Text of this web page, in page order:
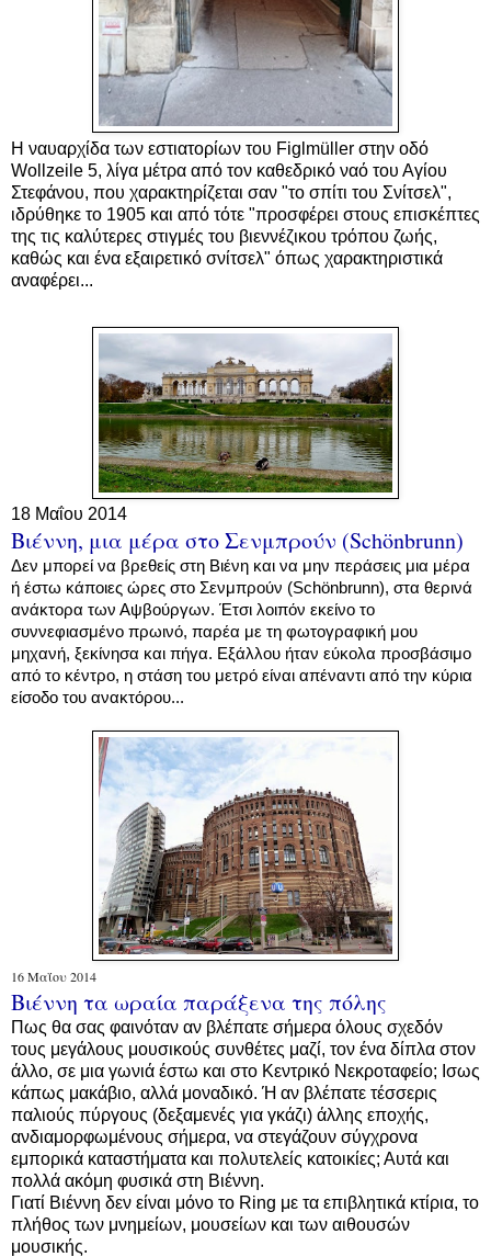
Η ναυαρχίδα των εστιατορίων του Figlmüller στην οδό
Wollzeile 5, λίγα μέτρα από τον καθεδρικό ναό του Αγίου
Στεφάνου, που χαρακτηρίζεται σαν "το σπίτι του Σνίτσελ",
ιδρύθηκε το 1905 και από τότε "προσφέρει στους επισκέπτες
της τις καλύτερες στιγμές του βιεννέζικου τρόπου ζωής,
καθώς και ένα εξαιρετικό σνίτσελ" όπως χαρακτηριστικά
αναφέρει...
18 Μαΐου 2014
Βιέννη, μια μέρα στο Σενμπρούν (Schönbrunn)
Δεν μπορεί να βρεθείς στη Βιένη και να μην περάσεις μια μέρα
ή έστω κάποιες ώρες στο Σενμπρούν (Schönbrunn), στα θερινά
ανάκτορα των Αψβούργων. Έτσι λοιπόν εκείνο το
συννεφιασμένο πρωινό, παρέα με τη φωτογραφική μου
μηχανή, ξεκίνησα και πήγα. Εξάλλου ήταν εύκολα προσβάσιμο
από το κέντρο, η στάση του μετρό είναι απέναντι από την κύρια
είσοδο του ανακτόρου...
16 Μαΐου 2014
Βιέννη τα ωραία παράξενα της πόλης
Πως θα σας φαινόταν αν βλέπατε σήμερα όλους σχεδόν
τους μεγάλους μουσικούς συνθέτες μαζί, τον ένα δίπλα στον
άλλο, σε μια γωνιά έστω και στο Κεντρικό Νεκροταφείο; Ισως
κάπως μακάβιο, αλλά μοναδικό. Ή αν βλέπατε τέσσερις
παλιούς πύργους (δεξαμενές για γκάζι) άλλης εποχής,
ανδιαμορφωμένους σήμερα, να στεγάζουν σύγχρονα
εμπορικά καταστήματα και πολυτελείς κατοικίες; Αυτά και
πολλά ακόμη φυσικά στη Βιέννη.
Γιατί Βιέννη δεν είναι μόνο το Ring με τα επιβλητικά κτίρια, το
πλήθος των μνημείων, μουσείων και των αιθουσών
μουσικής.